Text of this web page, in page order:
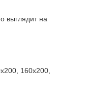
выглядит на
160х200,